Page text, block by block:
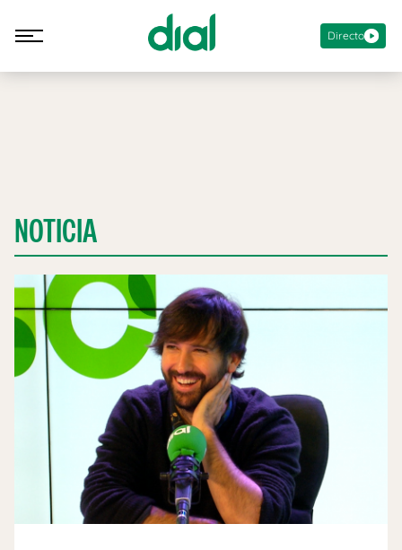
Directo
NOTICIA